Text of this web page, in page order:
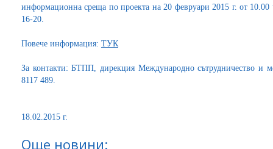
информационна среща по проекта на 20 февруари 2015 г. от
16-20.
Повече информация: ТУК
За контакти: БТПП, дирекция Международно сътрудничество и
8117 489.
18.02.2015 г.
Още новини: